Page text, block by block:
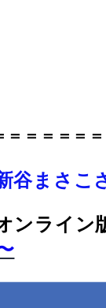
＝＝＝＝＝
谷まさこ
オンライ